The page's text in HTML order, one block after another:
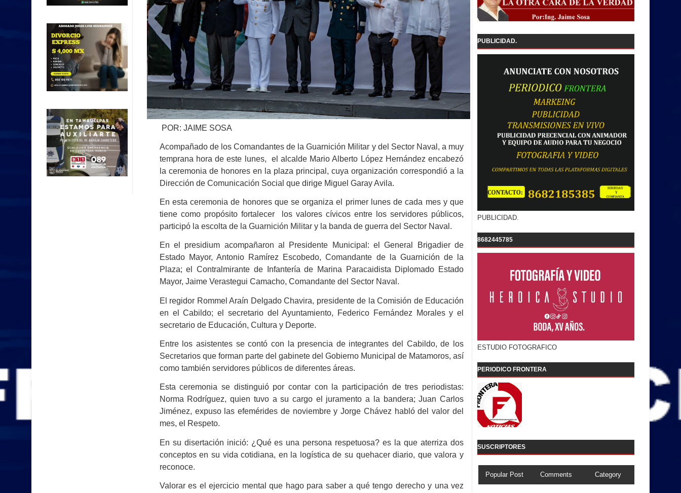
POR: JAIME SOSA
Acompañado de los Comandantes de la Guarnición Militar y del Sector Naval, a muy
temprana hora de este lunes,
el alcalde Mario Alberto López Hernández encabezó
la ceremonia de honores en la plaza principal, cuya organización correspondió a la
Dirección de Comunicación Social que dirige Miguel Garay Avila.
En esta ceremonia de honores que se organiza el primer lunes de cada mes y que
tiene como propósito fortalecer
los valores cívicos entre los servidores públicos,
participó la escolta de la Guarnición Militar y la banda de guerra del Sector Naval.
En el presidium acompañaron al Presidente Municipal: el General Brigadier de
Estado Mayor, Antonio Ramírez Escobedo, Comandante de la Guarnición de la
Plaza; el Contralmirante de Infantería de Marina Paracaidista Diplomado Estado
Mayor, Jaime Verastegui Camacho, Comandante del Sector Naval.
El regidor Rommel Araín Delgado Chavira, presidente de la Comisión de Educación
en el Cabildo; el secretario del Ayuntamiento, Federico Fernández Morales y el
secretario de Educación, Cultura y Deporte.
Entre los asistentes se contó con la presencia de integrantes del Cabildo, de los
Secretarios que forman parte del gabinete del Gobierno Municipal de Matamoros, así
como también servidores públicos de diferentes áreas.
Esta ceremonia se distinguió por contar con la participación de tres periodistas:
Norma Rodríguez, quien tuvo a su cargo el juramento a la bandera; Juan Carlos
Jiménez, expuso las efemérides de noviembre y Jorge Chávez habló del valor del
mes, el Respeto.
En su disertación inició: ¿Qué es una persona respetuosa? es la que aterriza dos
conceptos en su vida cotidiana, en la logística de su quehacer diario, que valora y
reconoce.
Valorar es el ejercicio mental que hago para saber a qué tengo derecho y una vez
PUBLICIDAD.
PUBLICIDAD.
8682445785
ESTUDIO FOTOGRAFICO
PERIODICO FRONTERA
SUSCRIPTORES
Popular Post Comments Category